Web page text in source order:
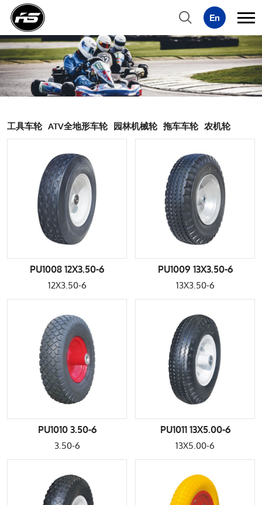
工具车轮 ATV全地形车轮 园林机械轮 拖车车轮 农机轮
PU1008 12X3.50-6
12X3.50-6
PU1009 13X3.50-6
13X3.50-6
PU1010 3.50-6
3.50-6
PU1011 13X5.00-6
13X5.00-6